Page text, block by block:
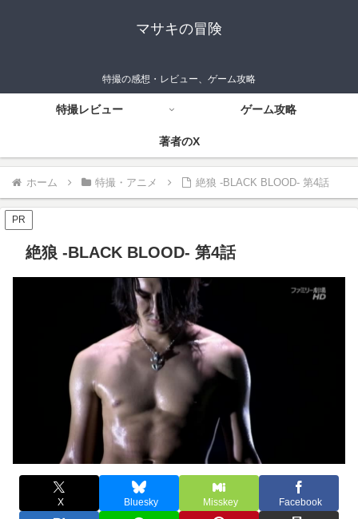
マサキの冒険
特撮の感想・レビュー、ゲーム攻略
特撮レビュー ゲーム攻略
著者のX
ホーム 特撮・アニメ 絶狼 -BLACK BLOOD- 第4話
PR
絶狼 -BLACK BLOOD- 第4話
X Bluesky Misskey Facebook